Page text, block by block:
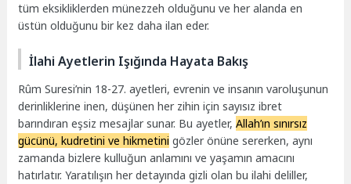
tüm eksikliklerden münezzeh olduğunu ve her alanda en
üstün olduğunu bir kez daha ilan eder.
İlahi Ayetlerin Işığında Hayata Bakış
Rûm Suresi’nin 18-27. ayetleri, evrenin ve insanın varoluşunun
derinliklerine inen, düşünen her zihin için sayısız ibret
barındıran eşsiz mesajlar sunar. Bu ayetler,Allah’ın sınırsız
gücünü, kudretini ve hikmetini gözler önüne sererken, aynı
zamanda bizlere kulluğun anlamını ve yaşamın amacını
hatırlatır. Yaratılışın her detayında gizli olan bu ilahi deliller,